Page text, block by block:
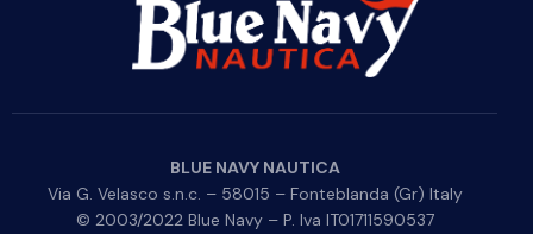
BLUE NAVY NAUTICA
Via G. Velasco s.n.c. – 58015 – Fonteblanda (Gr) Italy
© 2003/2022 Blue Navy – P. Iva IT01711590537